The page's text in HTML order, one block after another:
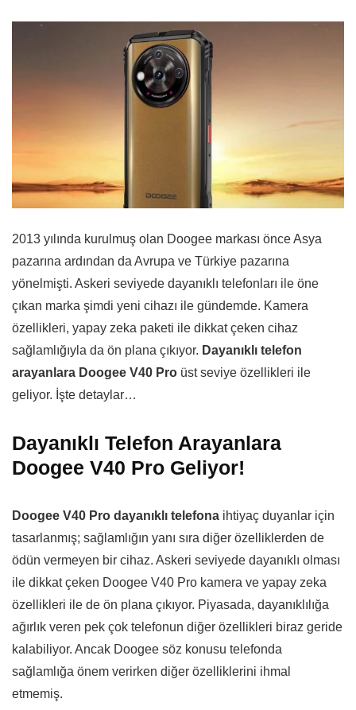
2013 yılında kurulmuş olan Doogee markası önce Asya
pazarına ardından da Avrupa ve Türkiye pazarına
yönelmişti. Askeri seviyede dayanıklı telefonları ile öne
çıkan marka şimdi yeni cihazı ile gündemde. Kamera
özellikleri, yapay zeka paketi ile dikkat çeken cihaz
sağlamlığıyla da ön plana çıkıyor. Dayanıklı telefon
arayanlara Doogee V40 Pro üst seviye özellikleri ile
geliyor. İşte detaylar…
Dayanıklı Telefon Arayanlara
Doogee V40 Pro Geliyor!
Doogee V40 Pro dayanıklı telefona ihtiyaç duyanlar için
tasarlanmış; sağlamlığın yanı sıra diğer özelliklerden de
ödün vermeyen bir cihaz. Askeri seviyede dayanıklı olması
ile dikkat çeken Doogee V40 Pro kamera ve yapay zeka
özellikleri ile de ön plana çıkıyor. Piyasada, dayanıklılığa
ağırlık veren pek çok telefonun diğer özellikleri biraz geride
kalabiliyor. Ancak Doogee söz konusu telefonda
sağlamlığa önem verirken diğer özelliklerini ihmal
etmemiş.